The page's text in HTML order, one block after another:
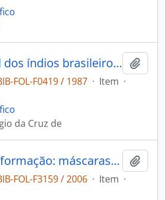
A arte corporal dos índios brasileiros e a body-art nos anos 60 e 70
FOL-F0419 / 1987 · Item ·
da Cruz de
A arte da transformação: máscaras e rituais indígenas.
FOL-F3159 / 2006 · Item ·